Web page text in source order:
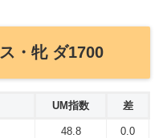
・牝 ダ1700
UM指数 差
48.8
0.0